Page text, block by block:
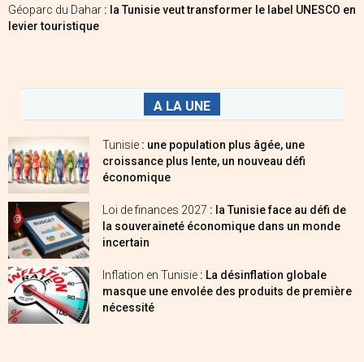
Géoparc du Dahar : la Tunisie veut transformer le label UNESCO en
levier touristique
A LA UNE
Tunisie : une population plus âgée, une
croissance plus lente, un nouveau défi
économique
Loi de finances 2027 : la Tunisie face au défi de
la souveraineté économique dans un monde
incertain
Inflation en Tunisie : La désinflation globale
masque une envolée des produits de première
nécessité